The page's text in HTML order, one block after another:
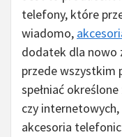
telefony, które
wiadomo,
dodatek dla nowo
przede wszystkim
spełniać
czy
akcesoria